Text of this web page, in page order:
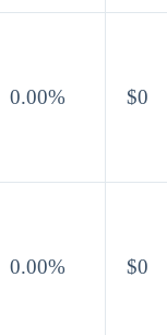
0.00% $0
0.00% $0